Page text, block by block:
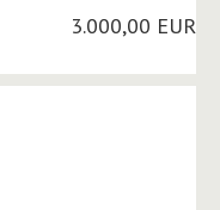
3.000,00 EUR